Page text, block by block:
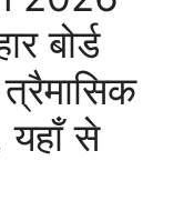
बोर्ड
यहाँ से